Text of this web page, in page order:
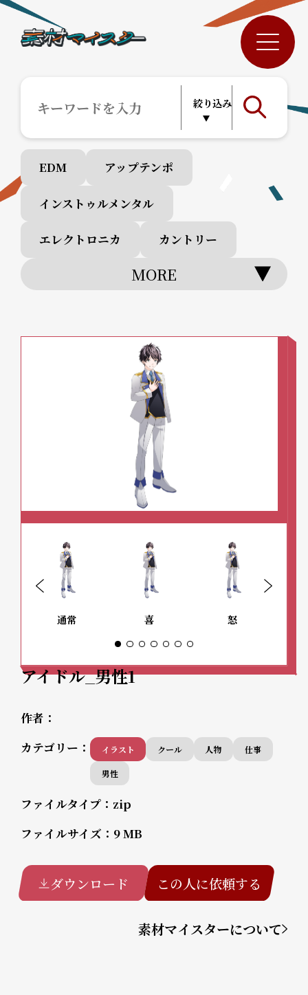
EDM アップテンポ
インストゥルメンタル
エレクトロニカ カントリー
MORE
通常 喜 怒
アイドル_男性1
作者：
カテゴリー：
イラスト クール 人物 仕事
男性
ファイルタイプ： zip
ファイルサイズ： 9 MB
ダウンロード この人に依頼する
素材マイスターについて